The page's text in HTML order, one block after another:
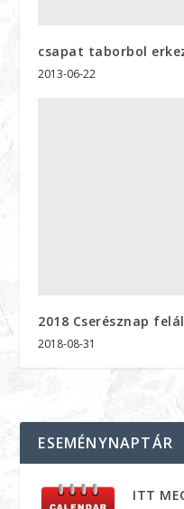
csapat taborbol
2013-06-22
2018 Cserésznap
2018-08-31
ESEMÉNYNAPTÁR
ITT